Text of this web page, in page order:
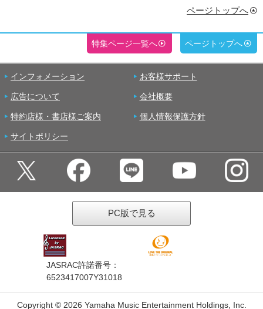
ページトップへ
特集ページ一覧へ ページトップへ
インフォメーション お客様サポート
広告について 会社概要
特約店様・書店様ご案内 個人情報保護方針
サイトポリシー
PC版で見る
JASRAC許諾番号：
6523417007Y31018
Copyright © 2026 Yamaha Music Entertainment Holdings, Inc.